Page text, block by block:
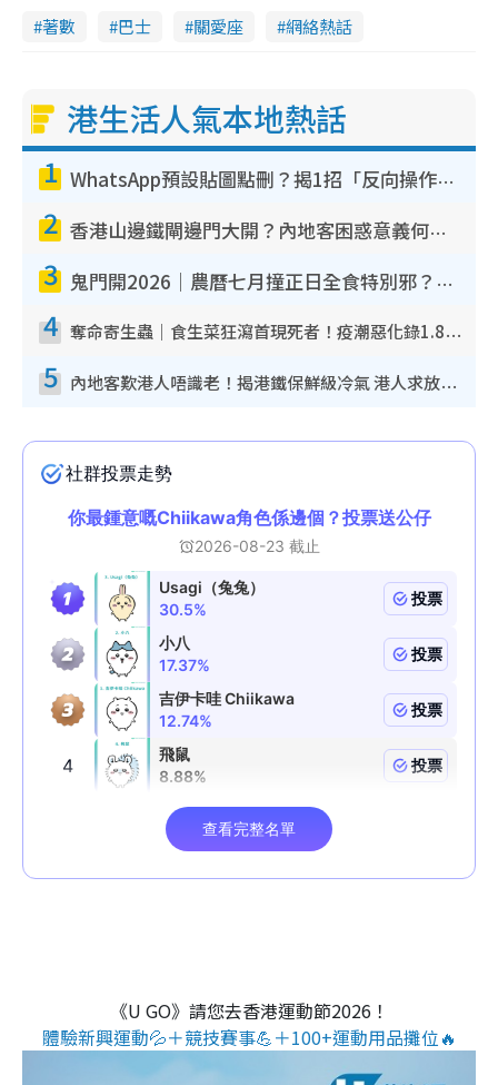
著數 巴士 關愛座 網絡熱話
港生活人氣本地熱話
1 WhatsApp預設貼圖點刪？揭1招「反向操作」還原簡潔介面 附3步實測教學
2 香港山邊鐵閘邊門大開？內地客困惑意義何在！網民神回覆：呢種叫法理性防禦
3 鬼門開2026｜農曆七月撞正日全食特別邪？專家警告切忌做一事！揭4大禁忌+2招保平安
4 奪命寄生蟲｜食生菜狂瀉首現死者！疫潮惡化錄1.8萬宗病例 揭洗菜3大謬誤
5 內地客歎港人唔識老！揭港鐵保鮮級冷氣 港人求放過：咪投訴
《U GO》請您去香港運動節2026！
體驗新興運動💦＋競技賽事💪＋100+運動用品攤位🔥